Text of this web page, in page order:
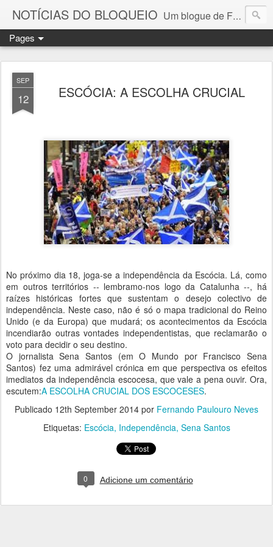
NOTÍCIAS DO BLOQUEIO Um blogue de Fernando Paulouro Neves
Pages
SEP
12 ESCÓCIA: A ESCOLHA CRUCIAL
No próximo dia 18, joga-se a independência da Escócia. Lá, como
em outros territórios -- lembramo-nos logo da Catalunha --, há
raízes históricas fortes que sustentam o desejo colectivo de
independência. Neste caso, não é só o mapa tradicional do Reino
Unido (e da Europa) que mudará; os acontecimentos da Escócia
incendiarão outras vontades independentistas, que reclamarão o
voto para decidir o seu destino.
O jornalista Sena Santos (em O Mundo por Francisco Sena
Santos) fez uma admirável crónica em que perspectiva os efeitos
imediatos da independência escocesa, que vale a pena ouvir. Ora,
escutem:A ESCOLHA CRUCIAL DOS ESCOCESES.
Publicado 12th September 2014 por Fernando Paulouro Neves
Etiquetas: Escócia Independência Sena Santos
0 Adicione um comentário